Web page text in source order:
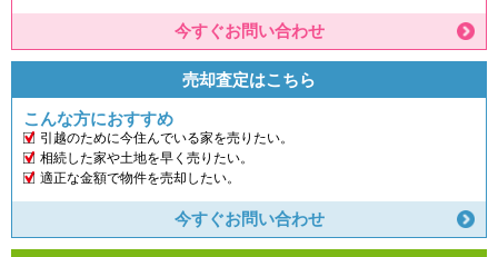
今すぐお問い合わせ
売却査定はこちら
こんな方におすすめ
引越のために今住んでいる家を売りたい。
相続した家や土地を早く売りたい。
適正な金額で物件を売却したい。
今すぐお問い合わせ